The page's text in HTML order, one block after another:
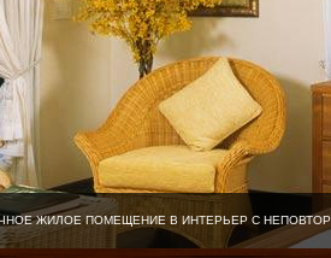
ЖИЛОЕ ПОМЕЩЕНИЕ В ИНТЕРЬЕР С